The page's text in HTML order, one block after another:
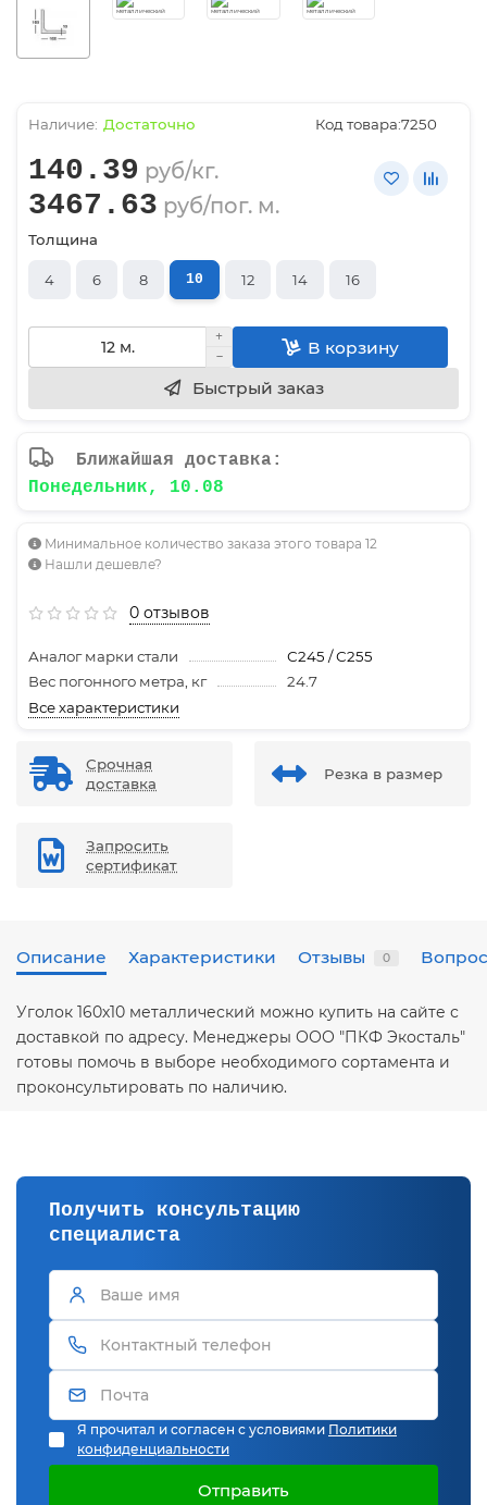
Достаточно Код товара:7250
140.39 руб/кг.
3467.63 руб/пог. м.
Толщина
4 6 8 10 12 14 16
В корзину
Быстрый заказ
Ближайшая доставка:
Понедельник, 10.08
Минимальное количество заказа этого товара 12
Нашли дешевле?
0 отзывов
Аналог марки стали
С245 / С255
Вес погонного метра, кг
24.7
Все характеристики
Срочная
доставка
Резка в размер
Запросить
сертификат
Описание Характеристики Отзывы 0
Уголок 160х10 металлический можно купить на сайте с
доставкой по адресу. Менеджеры ООО "ПКФ Экосталь"
готовы помочь в выборе необходимого сортамента и
проконсультировать по наличию.
Получить консультацию
специалиста
Я прочитал и согласен с условиями Политики
конфиденциальности
Отправить